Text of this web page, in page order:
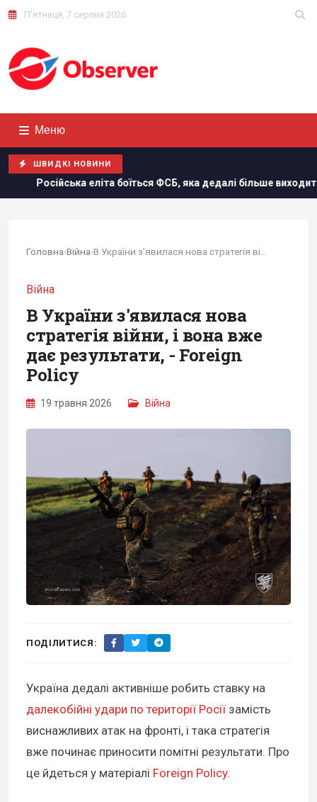
П'ятниця, 7 серпня 2026
Меню
ШВИДКІ НОВИНИ
яка дедалі більше виходить з-під контролю, - Bloomberg
Головна›Війна›
Війна
В України з'явилася нова
стратегія війни, і вона вже
дає результати, - Foreign
Policy
19 травня 2026 Війна
ПОДІЛИТИСЯ:
Україна дедалі активніше робить ставку на
далекобійні удари по території Росії замість
виснажливих атак на фронті, і така стратегія
вже починає приносити помітні результати. Про
це йдеться у матеріалі Foreign Policy.